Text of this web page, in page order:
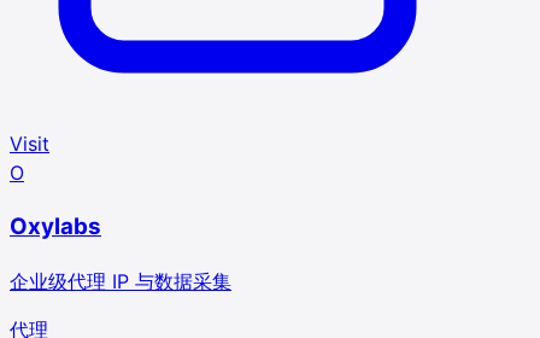
Visit
O
Oxylabs
企业级代理 IP 与数据采集
代理